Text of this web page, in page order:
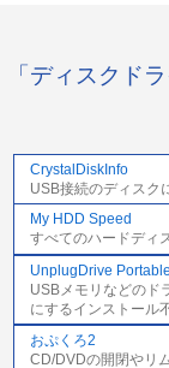
「ディスクド
CrystalDiskInfo
USB接続のディスク
My HDD Speed
すべてのハードディ
UnplugDrive Portable
USBメモリなどのド
にするインストール
おぷくろ2
CD/DVDの開閉やリ